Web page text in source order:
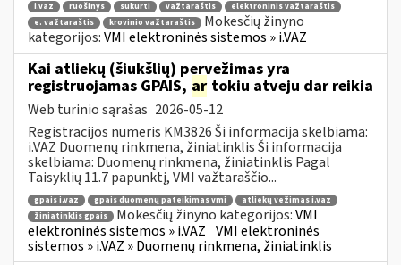
i.vaz ruošinys sukurti važtaraštis
elektroninis važtaraštis
e. važtaraštis
krovinio važtaraštis
Mokesčių žinyno
kategorijos:VMI elektroninės sistemos » i.VAZ
Kai atliekų (šiukšlių) pervežimas yra
registruojamas GPAIS, ar tokiu atveju dar reikia
Web turinio sąrašas 2026-05-12
Registracijos numeris KM3826 Ši informacija skelbiama:
i.VAZ Duomenų rinkmena, žiniatinklis Ši informacija
skelbiama: Duomenų rinkmena, žiniatinklis Pagal
Taisyklių 11.7 papunktį, VMI važtaraščio...
gpais i.vaz gpais duomenų pateikimas vmi
atliekų vežimas i.vaz
žiniatinklis gpais
Mokesčių žinyno kategorijos:VMI
elektroninės sistemos » i.VAZ VMI elektroninės
sistemos » i.VAZ » Duomenų rinkmena, žiniatinklis